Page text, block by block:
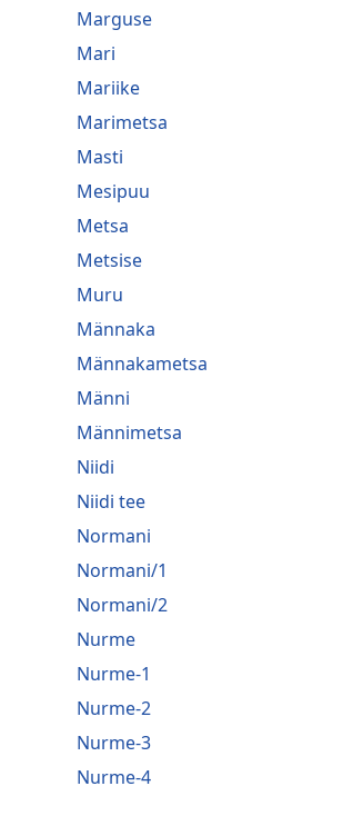
Marguse
Mari
Mariike
Marimetsa
Masti
Mesipuu
Metsa
Metsise
Muru
Männaka
Männakametsa
Männi
Männimetsa
Niidi
Niidi tee
Normani
Normani/1
Normani/2
Nurme
Nurme-1
Nurme-2
Nurme-3
Nurme-4